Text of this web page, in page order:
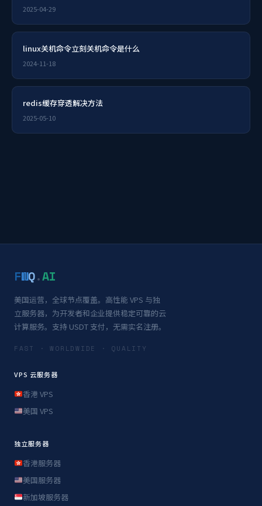
2025-04-29
linux关机命令立刻关机命令是什么
2024-11-18
redis缓存穿透解决方法
2025-05-10
FWQ.AI
美国运营，全球节点覆盖。高性能 VPS 与独
立服务器，为开发者和企业提供稳定可靠的云
计算服务。支持 USDT 支付，无需实名注册。
FAST · WORLDWIDE · QUALITY
VPS 云服务器
香港 VPS
美国 VPS
独立服务器
香港服务器
美国服务器
新加坡服务器